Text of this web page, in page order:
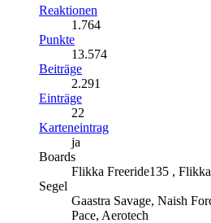
Reaktionen
1.764
Punkte
13.574
Beiträge
2.291
Einträge
22
Karteneintrag
ja
Boards
Flikka Freeride135 ,
Segel
Gaastra Savage, Naish
Pace, Aerotech